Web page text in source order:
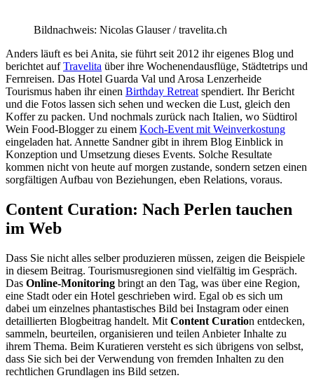
Bildnachweis: Nicolas Glauser / travelita.ch
Anders läuft es bei Anita, sie führt seit 2012 ihr eigenes Blog und
berichtet aufTravelita über ihre Wochenendausflüge, Städtetrips und
Fernreisen. Das Hotel Guarda Val und Arosa Lenzerheide
Tourismus haben ihr einen Birthday Retreat spendiert. Ihr Bericht
und die Fotos lassen sich sehen und wecken die Lust, gleich den
Koffer zu packen. Und nochmals zurück nach Italien, wo Südtirol
Wein Food-Blogger zu einem Koch-Event mit Weinverkostung
eingeladen hat. Annette Sandner gibt in ihrem Blog Einblick in
Konzeption und Umsetzung dieses Events. Solche Resultate
kommen nicht von heute auf morgen zustande, sondern setzen einen
sorgfältigen Aufbau von Beziehungen, eben Relations, voraus.
Content Curation: Nach Perlen tauchen
im Web
Dass Sie nicht alles selber produzieren müssen, zeigen die Beispiele
in diesem Beitrag. Tourismusregionen sind vielfältig im Gespräch.
Das Online-Monitoring bringt an den Tag, was über eine Region,
eine Stadt oder ein Hotel geschrieben wird. Egal ob es sich um
dabei um einzelnes phantastisches Bild bei Instagram oder einen
detaillierten Blogbeitrag handelt. Mit Content Curation entdecken,
sammeln, beurteilen, organisieren und teilen Anbieter Inhalte zu
ihrem Thema. Beim Kuratieren versteht es sich übrigens von selbst,
dass Sie sich bei der Verwendung von fremden Inhalten zu den
rechtlichen Grundlagen ins Bild setzen.